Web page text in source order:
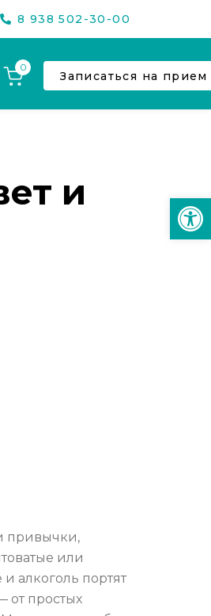
8 938 502-30-00
0
Записаться на прием
и
привычки,
или
алкоголь портят
от простых